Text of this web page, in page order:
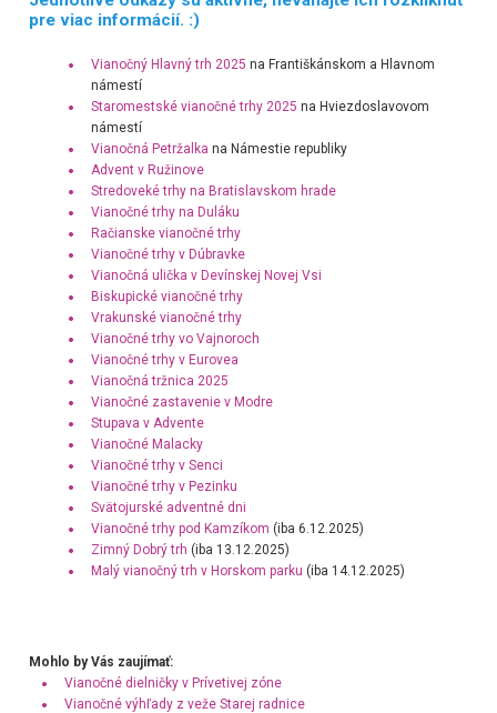
pre viac informácií. :)
Vianočný Hlavný trh 2025 na Františkánskom a Hlavnom
námestí
Staromestské vianočné trhy 2025 na Hviezdoslavovom
námestí
Vianočná Petržalka na Námestie republiky
Advent v Ružinove
Stredoveké trhy na Bratislavskom hrade
Vianočné trhy na Duláku
Račianske vianočné trhy
Vianočné trhy v Dúbravke
Vianočná ulička v Devínskej Novej Vsi
Biskupické vianočné trhy
Vrakunské vianočné trhy
Vianočné trhy vo Vajnoroch
Vianočné trhy v Eurovea
Vianočná tržnica 2025
Vianočné zastavenie v Modre
Stupava v Advente
Vianočné Malacky
Vianočné trhy v Senci
Vianočné trhy v Pezinku
Svätojurské adventné dni
Vianočné trhy pod Kamzíkom (iba 6.12.2025)
Zimný Dobrý trh (iba 13.12.2025)
Malý vianočný trh v Horskom parku (iba 14.12.2025)
Mohlo by Vás zaujímať:
Vianočné dielničky v Prívetivej zóne
Vianočné výhľady z veže Starej radnice